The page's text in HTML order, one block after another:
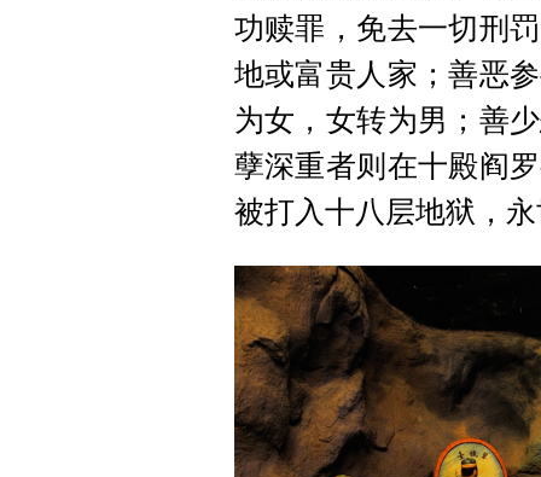
功赎罪，免去一切刑
地或富贵人家；善恶
为女，女转为男；善
孽深重者则在十殿阎
被打入十八层地狱，